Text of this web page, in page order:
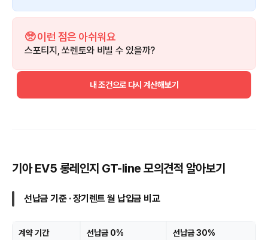
🥺 이런 점은 아쉬워요
스포티지, 쏘렌토와 비빌 수 있을까?
내 조건으로 다시 계산해보기
기아 EV5 롱레인지 GT-line 모의견적 알아보기
선납금 기준 · 장기렌트 월 납입금 비교
계약 기간 선납금 0% 선납금 30%